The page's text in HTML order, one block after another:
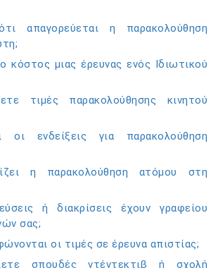
απαγορεύεται η παρακολούθηση
κόστος μιας έρευνας ενός Ιδιωτικού
τιμές παρακολούθησης κινητού
οι ενδείξεις για παρακολούθηση
η παρακολούθηση ατόμου στη
ή διακρίσεις έχουν γραφείου
σας;
οι τιμές σε έρευνα απιστίας;
σπουδές ντέντεκτιβ ή σχολή